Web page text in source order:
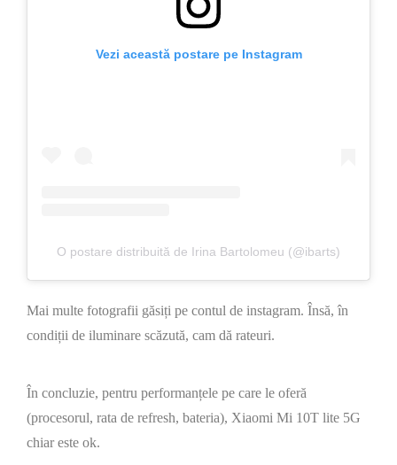
Vezi această postare pe Instagram
O postare distribuită de Irina Bartolomeu (@ibarts)
Mai multe fotografii găsiți pe contul de instagram. Însă, în
condiții de iluminare scăzută, cam dă rateuri.
În concluzie, pentru performanțele pe care le oferă
(procesorul, rata de refresh, bateria), Xiaomi Mi 10T lite 5G
chiar este ok.